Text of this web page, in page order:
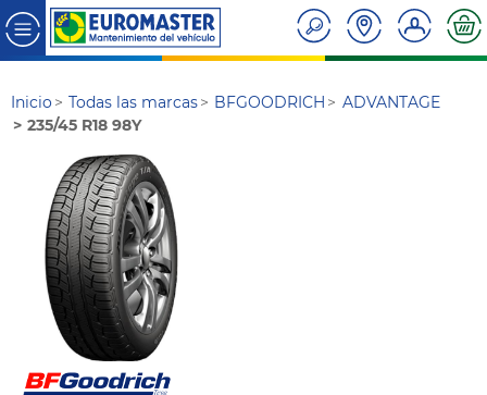
Inicio Todas las marcas BFGOODRICH
ADVANTAGE
235/45 R18 98Y